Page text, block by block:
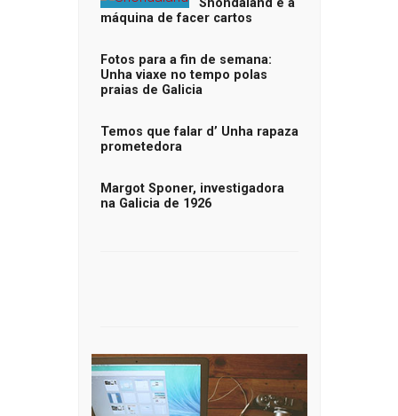
Shondaland e a
máquina de facer cartos
Fotos para a fin de semana:
Unha viaxe no tempo polas
praias de Galicia
Temos que falar d’ Unha rapaza
prometedora
Margot Sponer, investigadora
na Galicia de 1926